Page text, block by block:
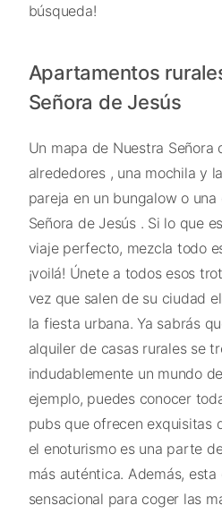
búsqueda!
Apartamentos
Señora de Jesús
Un mapa de Nuestra Señora
alrededores , una mochila y
pareja en un bungalow o
Señora de Jesús . Si lo que
viaje perfecto, mezcla todo
¡voilá! Únete a todos esos
vez que salen de su ciudad
la fiesta urbana. Ya sabrás
alquiler de casas rurales se
indudablemente un mundo
ejemplo, puedes conocer
pubs que ofrecen exquisitas
el enoturismo es una parte
más auténtica. Además,
sensacional para coger las